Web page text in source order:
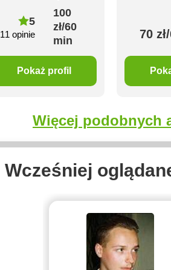
5
11 opinie
100
zł/60
min
Pokaż profil
70
Więcej podobnych
Wcześniej